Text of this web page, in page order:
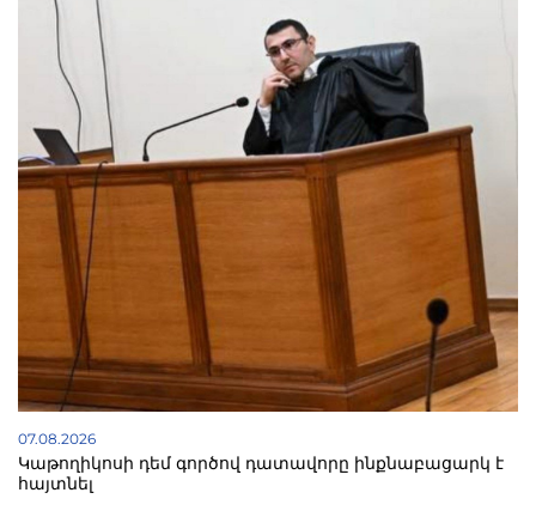
07.08.2026
Կաթողիկոսի դեմ գործով դատավորը ինքնաբացարկ է
հայտնել